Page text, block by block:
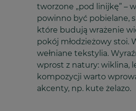
tworzone „pod linijkę” –
powinno być pobielane,
które budują wrażenie
pokój młodzieżowy stoi.
wełniane tekstylia.
wprost z natury: wiklina,
kompozycji warto
akcenty, np. kute żelazo.